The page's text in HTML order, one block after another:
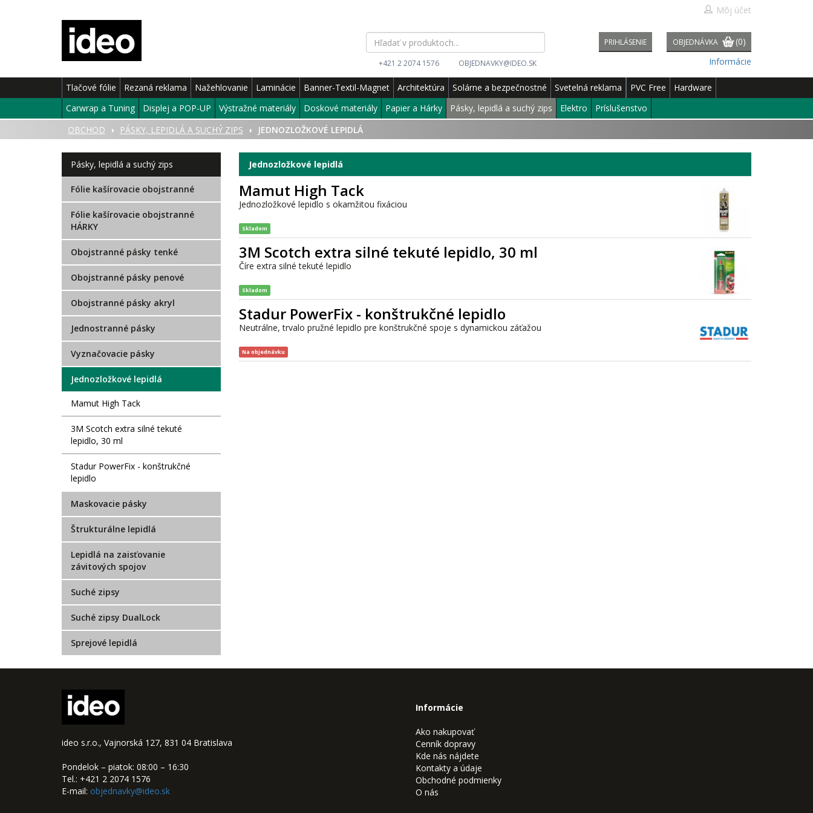
Môj účet
+421 2 2074 1576 OBJEDNAVKY@IDEO.SK
PRIHLÁSENIE OBJEDNÁVKA
(0)
Informácie
Tlačové fólie Rezaná reklama Nažehlovanie Laminácie Banner-Textil-Magnet Architektúra Solárne a bezpečnostné Svetelná reklama PVC Free
Hardware
Carwrap a Tuning
Displej a POP-UP Výstražné materiály Doskové materiály Papier a Hárky Pásky, lepidlá a suchý zips Elektro
Príslušenstvo
ÚVOD
OBCHOD PÁSKY, LEPIDLÁ A SUCHÝ ZIPS JEDNOZLOŽKOVÉ LEPIDLÁ
Pásky, lepidlá a suchý zips
Fólie kašírovacie obojstranné
Fólie kašírovacie obojstranné
HÁRKY
Obojstranné pásky tenké
Obojstranné pásky penové
Obojstranné pásky akryl
Jednostranné pásky
Vyznačovacie pásky
Jednozložkové lepidlá
Mamut High Tack
3M Scotch extra silné tekuté
lepidlo, 30 ml
Stadur PowerFix - konštrukčné
lepidlo
Maskovacie pásky
Štrukturálne lepidlá
Lepidlá na zaisťovanie
závitových spojov
Suché zipsy
Suché zipsy DualLock
Sprejové lepidlá
Jednozložkové lepidlá
Mamut High Tack
Jednozložkové lepidlo s okamžitou fixáciou
Skladom
3M Scotch extra silné tekuté lepidlo, 30 ml
Číre extra silné tekuté lepidlo
Skladom
Stadur PowerFix - konštrukčné lepidlo
Neutrálne, trvalo pružné lepidlo pre konštrukčné spoje s dynamickou záťažou
Na objednávku
ideo s.r.o., Vajnorská 127, 831 04 Bratislava
Pondelok – piatok: 08:00 – 16:30
Tel.: +421 2 2074 1576
E-mail: objednavky@ideo.sk
Informácie
Ako nakupovať
Cenník dopravy
Kde nás nájdete
Kontakty a údaje
Obchodné podmienky
O nás